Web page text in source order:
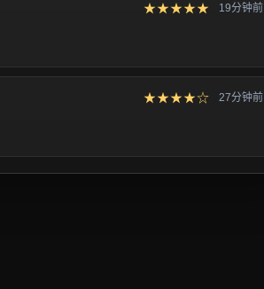
★★★★★ 19分钟前
★★★★☆ 27分钟前